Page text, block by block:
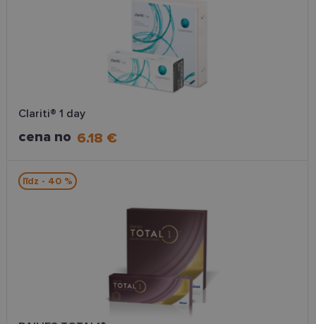
Clariti® 1 day
cena no 6.18 €
līdz - 40 %